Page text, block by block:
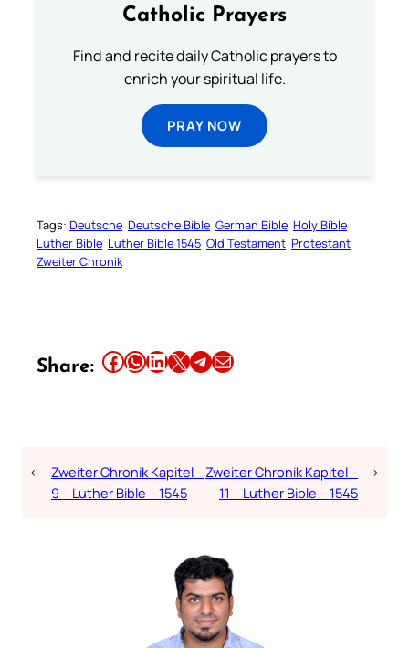
Catholic Prayers
Find and recite daily Catholic prayers to
enrich your spiritual life.
PRAY NOW
Tags: Deutsche Deutsche Bible German Bible Holy Bible
Luther Bible Luther Bible 1545 Old Testament Protestant
Zweiter Chronik
Share: Share this article on Facebook Share this article on WhatsApp Share this article on LinkedIn Share this article on X Share this article on TelegramEmail this Article
← Zweiter Chronik Kapitel –
9 – Luther Bible – 1545
Zweiter Chronik Kapitel –
11 – Luther Bible – 1545
→